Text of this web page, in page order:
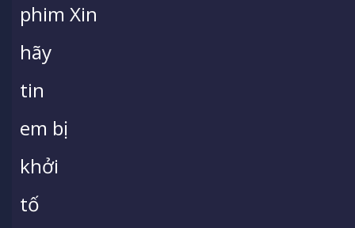
phim Xin
hãy
tin
em bị
khởi
tố